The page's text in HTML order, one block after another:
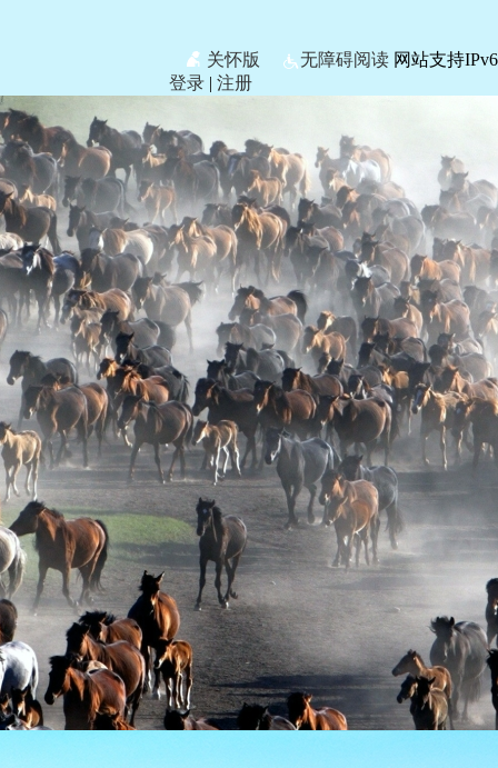
关怀版 无障碍阅读 网站支持IPv6
登录 | 注册